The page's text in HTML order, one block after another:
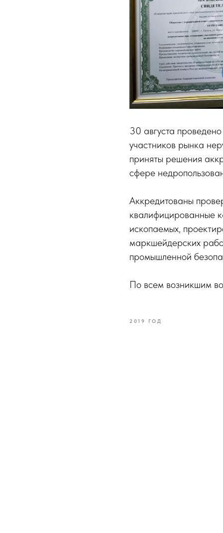
30 августа
участников рынка
приняты решения
сфере
Аккредитованы
квалифицированные
ископаемых,
маркшейдерских
промышленной
По всем возникшим
2019 ГОД